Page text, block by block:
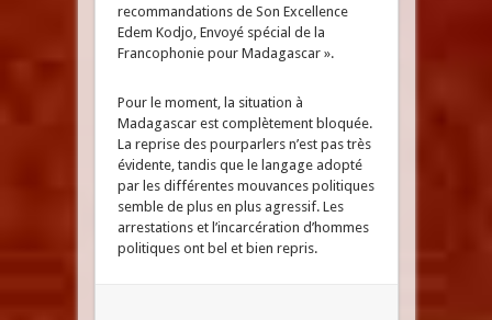
recommandations de Son Excellence
Edem Kodjo, Envoyé spécial de la
Francophonie pour Madagascar ».
Pour le moment, la situation à
Madagascar est complètement bloquée.
La reprise des pourparlers n’est pas très
évidente, tandis que le langage adopté
par les différentes mouvances politiques
semble de plus en plus agressif. Les
arrestations et l’incarcération d’hommes
politiques ont bel et bien repris.